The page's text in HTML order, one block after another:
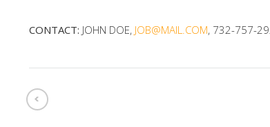
CONTACT: JOHN DOE JOB@MAIL.COM 732-757-